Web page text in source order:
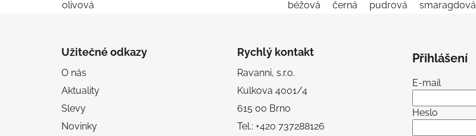
olivová béžová černá pudrová smaragdová
Užitečné odkazy
O nás
Aktuality
Slevy
Novinky
Rychlý kontakt
Ravanni, s.r.o.
Kulkova 4001/4
615 00 Brno
Tel.: +420 737288126
Přihlášení
E-mail
Heslo